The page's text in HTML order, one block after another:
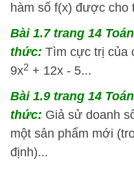
hàm số f(x) được cho
Bài 1.7 trang 14
thức: Tìm cực trị của
9x2 + 12x - 5...
Bài 1.9 trang 14
thức: Giả sử doanh
một sản phẩm mới
định)...